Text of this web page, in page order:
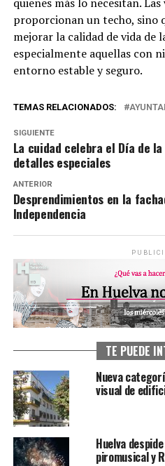
proporcionan un techo, sino
mejorar la calidad de vida de
especialmente aquellas con
entorno estable y seguro.
TEMAS RELACIONADOS:
SIGUIENTE
La cuidad celebra el Día de
detalles especiales
ANTERIOR
Desprendimientos en la
Independencia
TE PUEDE
Nueva
visual de
Huelva
piromusical y